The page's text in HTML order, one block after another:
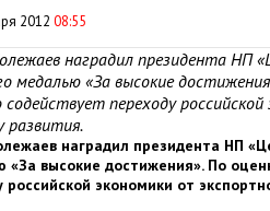
2012 08:55
наградил президента НП
медалью «За высокие
переходу
развития.
наградил президента НП
«За высокие достижения». По
российской экономики от